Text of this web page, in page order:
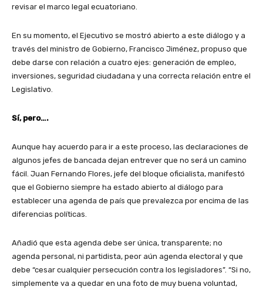
revisar el marco legal ecuatoriano.
En su momento, el Ejecutivo se mostró abierto a este diálogo y a
través del ministro de Gobierno, Francisco Jiménez, propuso que
debe darse con relación a cuatro ejes: generación de empleo,
inversiones, seguridad ciudadana y una correcta relación entre el
Legislativo.
Sí, pero….
Aunque hay acuerdo para ir a este proceso, las declaraciones de
algunos jefes de bancada dejan entrever que no será un camino
fácil. Juan Fernando Flores, jefe del bloque oficialista, manifestó
que el Gobierno siempre ha estado abierto al diálogo para
establecer una agenda de país que prevalezca por encima de las
diferencias políticas.
Añadió que esta agenda debe ser única, transparente; no
agenda personal, ni partidista, peor aún agenda electoral y que
debe “cesar cualquier persecución contra los legisladores”. “Si no,
simplemente va a quedar en una foto de muy buena voluntad,